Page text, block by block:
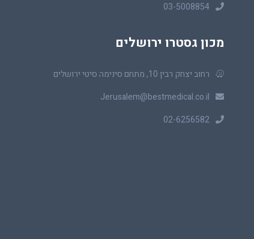
03-5008854
מכון גסטרו ירושלים
רחוב יצחק רבין 10, מתחם סינימה סיטי ירושלים
Jerusalem@bestmedical.co.il
02-6256582